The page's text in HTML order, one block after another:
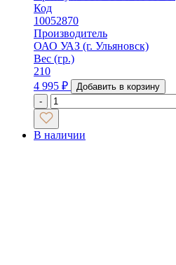
Код
10052870
Производитель
ОАО УАЗ (г. Ульяновск)
Вес (гр.)
210
4 995 ₽
Добавить в корзину
-
В наличии